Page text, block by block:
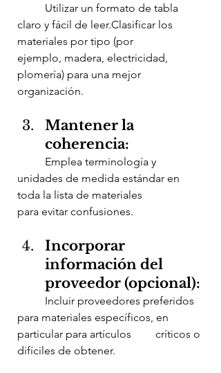
claro y fácil de leer.Clasificar los
materiales por tipo (por
ejemplo, madera, electricidad,
plomería) para una mejor
organización.
Mantener la
coherencia:
unidades de medida estándar en
toda la lista de materiales
para evitar confusiones.
Incorporar
información del
proveedor (opcional):
para materiales específicos, en
particular para artículos 	críticos o
difíciles de obtener.